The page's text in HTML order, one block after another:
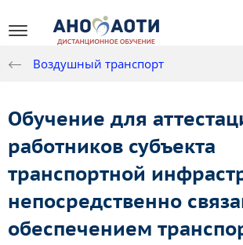
Воздушный транспорт
Обучение для
работников субъекта
транспортной
непосредственно
обеспечением